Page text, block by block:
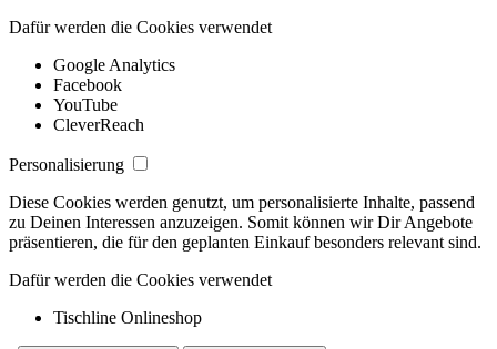
Dafür werden die Cookies verwendet
Google Analytics
Facebook
YouTube
CleverReach
Personalisierung
Diese Cookies werden genutzt, um personalisierte Inhalte, passend
zu Deinen Interessen anzuzeigen. Somit können wir Dir Angebote
präsentieren, die für den geplanten Einkauf besonders relevant sind.
Dafür werden die Cookies verwendet
Tischline Onlineshop